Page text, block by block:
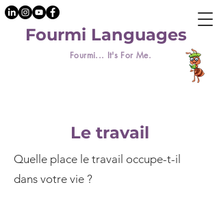
Fourmi... It's For Me.
Fourmi Languages
Le travail
Quelle place le travail occupe-t-il
dans votre vie ?